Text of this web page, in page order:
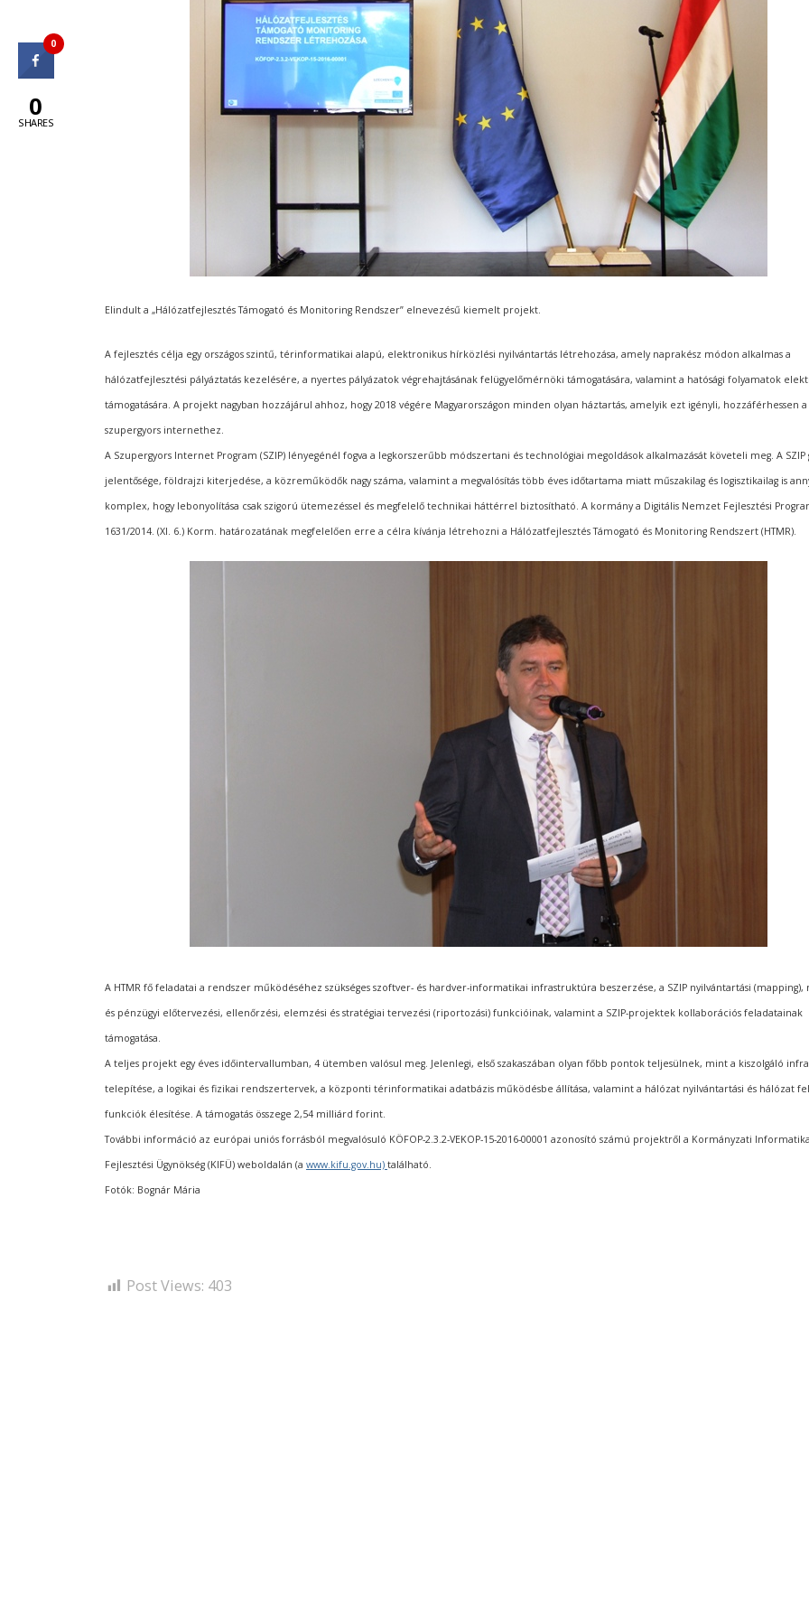
Elindult a „Hálózatfejlesztés Támogató és Monitoring Rendszer” elnevezésű kiemelt projekt.
A fejlesztés célja egy országos szintű, térinformatikai alapú, elektronikus hírközlési nyilvántartás létrehozása, amely naprakész módon alkalmas a
hálózatfejlesztési pályáztatás kezelésére, a nyertes pályázatok végrehajtásának felügyelőmérnöki támogatására, valamint a hatósági folyamatok
támogatására. A projekt nagyban hozzájárul ahhoz, hogy 2018 végére Magyarországon minden olyan háztartás, amelyik ezt igényli, hozzáférhessen a
szupergyors internethez.
A Szupergyors Internet Program (SZIP) lényegénél fogva a legkorszerűbb módszertani és technológiai megoldások alkalmazását követeli meg. A SZIP
jelentősége, földrajzi kiterjedése, a közreműködők nagy száma, valamint a megvalósítás több éves időtartama miatt műszakilag és logisztikailag is
komplex, hogy lebonyolítása csak szigorú ütemezéssel és megfelelő technikai háttérrel biztosítható. A kormány a Digitális Nemzet Fejlesztési
1631/2014. (XI. 6.) Korm. határozatának megfelelően erre a célra kívánja létrehozni a Hálózatfejlesztés Támogató és Monitoring Rendszert (HTMR).
A HTMR fő feladatai a rendszer működéséhez szükséges szoftver- és hardver-informatikai infrastruktúra beszerzése, a SZIP nyilvántartási (mapping),
és pénzügyi előtervezési, ellenőrzési, elemzési és stratégiai tervezési (riportozási) funkcióinak, valamint a SZIP-projektek kollaborációs feladatainak
támogatása.
A teljes projekt egy éves időintervallumban, 4 ütemben valósul meg. Jelenlegi, első szakaszában olyan főbb pontok teljesülnek, mint a kiszolgáló
telepítése, a logikai és fizikai rendszertervek, a központi térinformatikai adatbázis működésbe állítása, valamint a hálózat nyilvántartási és hálózat
funkciók élesítése. A támogatás összege 2,54 milliárd forint.
További információ az európai uniós forrásból megvalósuló KÖFOP-2.3.2-VEKOP-15-2016-00001 azonosító számú projektről a Kormányzati
Fejlesztési Ügynökség (KIFÜ) weboldalán (a www.kifu.gov.hu) található.
Fotók: Bognár Mária
Post Views: 403
0
0
SHARES